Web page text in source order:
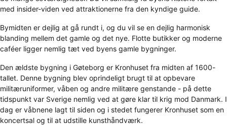
med insider-viden ved attraktionerne fra den kyndige guide.
Bymidten er dejlig at gå rundt i, og du vil se en dejlig harmonisk
blanding mellem det gamle og det nye. Flotte butikker og moderne
caféer ligger nemlig tæt ved byens gamle bygninger.
Den ældste bygning i Gøteborg er Kronhuset fra midten af 1600-
tallet. Denne bygning blev oprindeligt brugt til at opbevare
militæruniformer, våben og andre militære genstande - på dette
tidspunkt var Sverige nemlig ved at gøre klar til krig mod Danmark. I
dag er våbnene lagt til siden og i stedet fungerer Kronhuset som en
koncertsal og til at udstille kunsthåndværk.